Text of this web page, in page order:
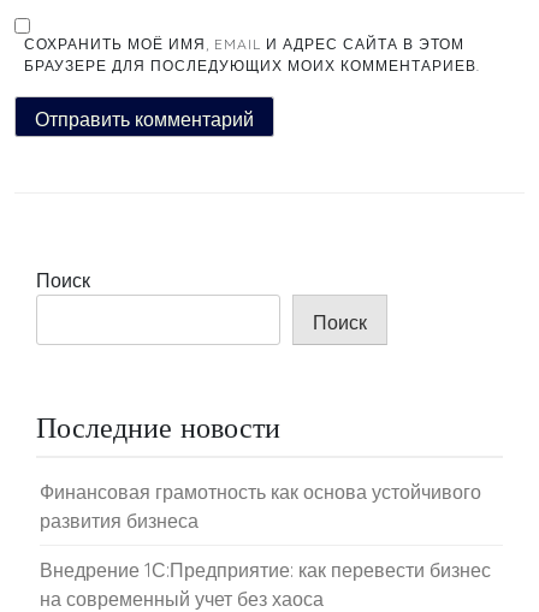
СОХРАНИТЬ МОЁ ИМЯ, EMAIL И АДРЕС САЙТА В ЭТОМ
БРАУЗЕРЕ ДЛЯ ПОСЛЕДУЮЩИХ МОИХ КОММЕНТАРИЕВ.
Поиск
Поиск
Последние новости
Финансовая грамотность как основа устойчивого
развития бизнеса
Внедрение 1С:Предприятие: как перевести бизнес
на современный учет без хаоса